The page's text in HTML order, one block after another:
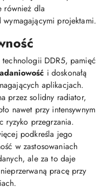
również dla
projektami.
technologii DDR5, pamięć
i doskonałą
aplikacjach.
przez solidny radiator,
nawet przy intensywnym
ryzyko przegrzania.
podkreśla jego
w zastosowaniach
ale za to daje
pracę przy